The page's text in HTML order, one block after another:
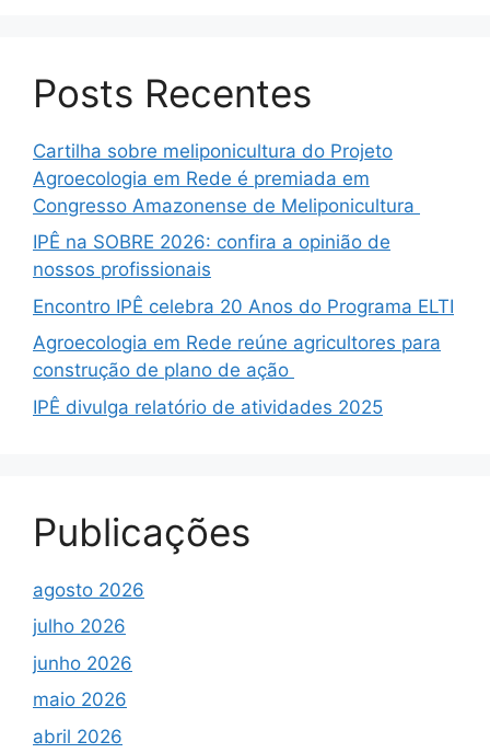
Posts Recentes
Cartilha sobre meliponicultura do Projeto
Agroecologia em Rede é premiada em
Congresso Amazonense de Meliponicultura
IPÊ na SOBRE 2026: confira a opinião de
nossos profissionais
Encontro IPÊ celebra 20 Anos do Programa ELTI
Agroecologia em Rede reúne agricultores para
construção de plano de ação
IPÊ divulga relatório de atividades 2025
Publicações
agosto 2026
julho 2026
junho 2026
maio 2026
abril 2026